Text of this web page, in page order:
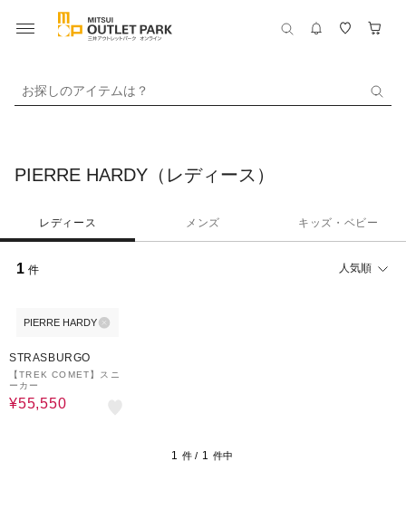
お探しのアイテムは？
PIERRE HARDY（レディース）
レディース メンズ キッズ・ベビー
1 件 人気順
PIERRE HARDY
STRASBURGO
【TREK COMET】スニ
ーカー
¥55,550
1 件 / 1 件中